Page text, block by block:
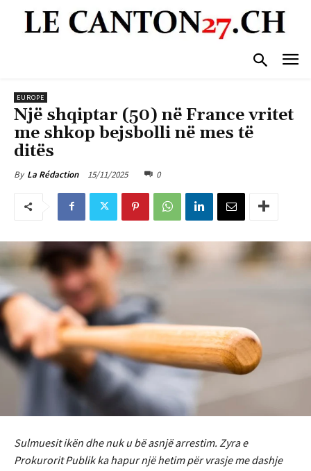
EUROPE
Një shqiptar (50) në France vritet
me shkop bejsbolli në mes të
ditës
By La Rédaction 15/11/2025 0
Sulmuesit ikën dhe nuk u bë asnjë arrestim. Zyra e
Prokurorit Publik ka hapur një hetim për vrasje me dashje